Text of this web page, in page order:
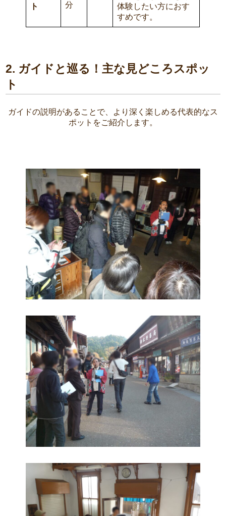
ト
分
体験したい方におす
すめです。
2. ガイドと巡る！主な見どころスポッ
ト
ガイドの説明があることで、より深く楽しめる代表的なス
ポットをご紹介します。